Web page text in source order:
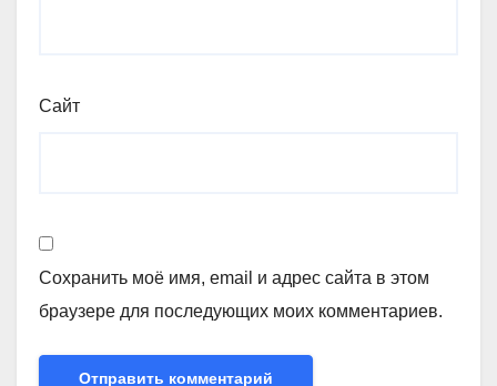
Сайт
Сохранить моё имя, email и адрес сайта в этом
браузере для последующих моих комментариев.